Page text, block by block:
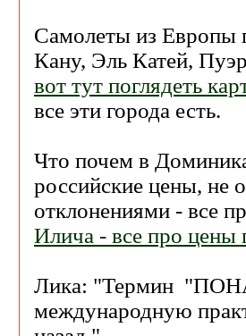
Самолеты из Европы
Кану, Эль Катей,
вот тут поглядеть
все эти города есть.
Что почем в
российские цены, не
отклонениями - все
Илича - все про цены
Лика: "Термин
международную